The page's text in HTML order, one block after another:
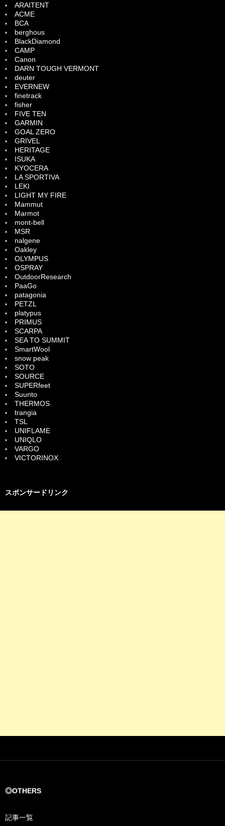
ARAITENT
ACME
BCA
berghous
BlackDiamond
CAMP
Canon
DARN TOUGH VERMONT
deuter
EVERNEW
finetrack
fisher
FIVE TEN
GARMIN
GOAL ZERO
GRIVEL
HERITAGE
ISUKA
KYOCERA
LA SPORTIVA
LEKI
LIGHT MY FIRE
Mammut
Marmot
mont-bell
MSR
nalgene
Oakley
OLYMPUS
OSPRAY
OutdoorResearch
PaaGo
patagonia
PETZL
platypus
PRIMUS
SCARPA
SEA TO SUMMIT
SmartWool
snow peak
SOTO
SOURCE
SUPERfeet
Suunto
THERMOS
trangia
TSL
UNIFLAME
UNIQLO
VARGO
VICTORINOX
スポンサードリンク
◎OTHERS
記事一覧